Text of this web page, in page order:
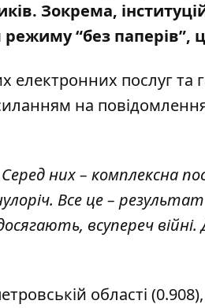
Зокрема,
“без паперів”,
електронних послуг та
на
них – комплексна
Все це –
всупереч
області